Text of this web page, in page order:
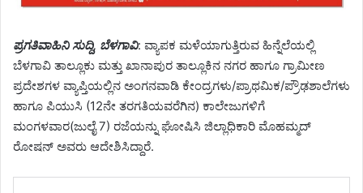
ಪ್ರಗತಿವಾಹಿನಿ ಸುದ್ದಿ, ಬೆಳಗಾವಿ: ವ್ಯಾಪಕ ಮಳೆಯಾಗುತ್ತಿರುವ ಹಿನ್ನೆಲೆಯಲ್ಲಿ
ಬೆಳಗಾವಿ ತಾಲ್ಲೂಕು ಮತ್ತು ಖಾನಾಪುರ ತಾಲ್ಲೂಕಿನ ನಗರ ಹಾಗೂ ಗ್ರಾಮೀಣ
ಪ್ರದೇಶಗಳ ವ್ಯಾಪ್ತಿಯಲ್ಲಿನ ಅಂಗನವಾಡಿ ಕೇಂದ್ರಗಳು/ಪ್ರಾಥಮಿಕ/ಪ್ರೌಢಶಾಲೆಗಳು
ಹಾಗೂ ಪಿಯುಸಿ (12ನೇ ತರಗತಿಯವರೆಗಿನ) ಕಾಲೇಜುಗಳಿಗೆ
ಮಂಗಳವಾರ(ಜುಲೈ 7) ರಜೆಯನ್ನು ಘೋಷಿಸಿ ಜಿಲ್ಲಾಧಿಕಾರಿ ಮೊಹಮ್ಮದ್
ರೋಷನ್ ಅವರು ಆದೇಶಿಸಿದ್ದಾರೆ‌.